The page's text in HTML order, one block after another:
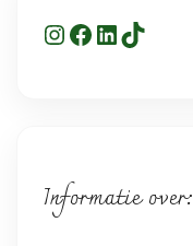
Instagram
Facebook
LinkedIn
TikTok
Informatie over: